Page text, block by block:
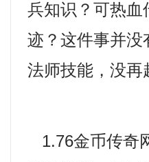
兵知识？可热血
迹？这件事并没
法师技能，没再
1.76金币传奇